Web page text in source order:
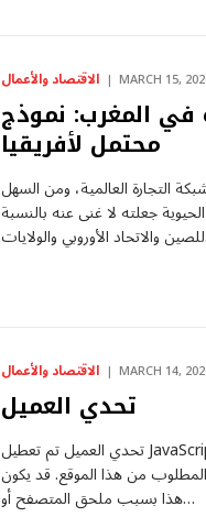
الاقتصاد والأعمال MARCH 15,
في المغرب: نموذج
محتمل لأفريقيا
التجارة العالمية، ومن السهل
جعلته لا غنى عنه بالنسبة
الاقتصاد والأعمال MARCH 14,
تحدي العميل
تحدي العميل تم تعطيل JavaScript في متصفحك. الرجاء تمكين جافا
من هذا الموقع. قد يكون
هذا بسبب ملحق المتصفح أو…